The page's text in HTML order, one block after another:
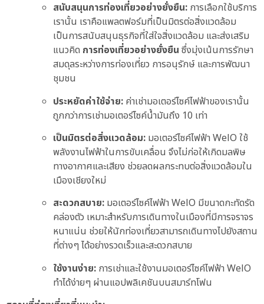
สนับสนุนการท่องเที่ยวอย่างยั่งยืน: การเลือกใช้บริการ
เรานั้น เราคือแพลตฟอร์มที่เป็นมิตรต่อสิ่งแวดล้อม
เป็นการสนับสนุนธุรกิจที่ใส่ใจสิ่งแวดล้อม และส่งเสริม
แนวคิด การท่องเที่ยวอย่างยั่งยืน ซึ่งมุ่งเน้นการรักษา
สมดุลระหว่างการท่องเที่ยว การอนุรักษ์ และการพัฒนา
ชุมชน
ประหยัดค่าใช้จ่าย: ค่าเช่ามอเตอร์ไซค์ไฟฟ้าของเรานั้น
ถูกกว่าการเช่ามอเตอร์ไซค์น้ำมันถึง 10 เท่า
เป็นมิตรต่อสิ่งแวดล้อม: มอเตอร์ไซค์ไฟฟ้า WelO ใช้
พลังงานไฟฟ้าในการขับเคลื่อน จึงไม่ก่อให้เกิดมลพิษ
ทางอากาศและเสียง ช่วยลดผลกระทบต่อสิ่งแวดล้อมใน
เมืองเชียงใหม่
สะดวกสบาย: มอเตอร์ไซค์ไฟฟ้า WelO มีขนาดกะทัดรัด
คล่องตัว เหมาะสำหรับการเดินทางในเมืองที่มีการจราจร
หนาแน่น ช่วยให้นักท่องเที่ยวสามารถเดินทางไปยังสถาน
ที่ต่างๆ ได้อย่างรวดเร็วและสะดวกสบาย
ใช้งานง่าย: การเช่าและใช้งานมอเตอร์ไซค์ไฟฟ้า WelO
ทำได้ง่ายๆ ผ่านแอปพลิเคชันบนสมาร์ทโฟน